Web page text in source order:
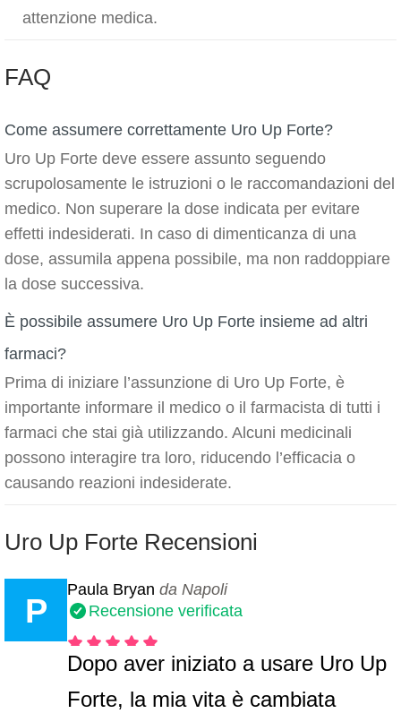
attenzione medica.
FAQ
Come assumere correttamente Uro Up Forte?
Uro Up Forte deve essere assunto seguendo
scrupolosamente le istruzioni o le raccomandazioni del
medico. Non superare la dose indicata per evitare
effetti indesiderati. In caso di dimenticanza di una
dose, assumila appena possibile, ma non raddoppiare
la dose successiva.
È possibile assumere Uro Up Forte insieme ad altri
farmaci?
Prima di iniziare l’assunzione di Uro Up Forte, è
importante informare il medico o il farmacista di tutti i
farmaci che stai già utilizzando. Alcuni medicinali
possono interagire tra loro, riducendo l’efficacia o
causando reazioni indesiderate.
Uro Up Forte Recensioni
P
Paula Bryan da Napoli
Recensione verificata
Dopo aver iniziato a usare Uro Up
Forte, la mia vita è cambiata